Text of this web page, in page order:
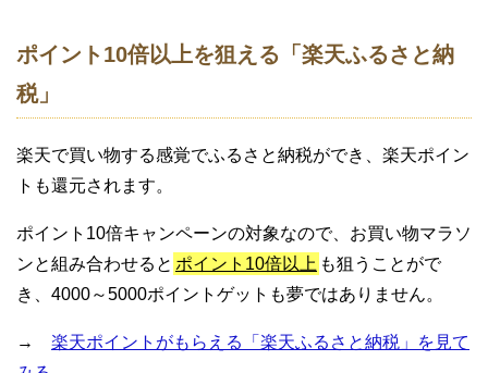
ポイント10倍以上を狙える「楽天ふるさと納
税」
楽天で買い物する感覚でふるさと納税ができ、楽天ポイン
トも還元されます。
ポイント10倍キャンペーンの対象なので、お買い物マラソ
ンと組み合わせると ポイント10倍以上 も狙うことがで
き、4000～5000ポイントゲットも夢ではありません。
→ 楽天ポイントがもらえる「楽天ふるさと納税」を見て